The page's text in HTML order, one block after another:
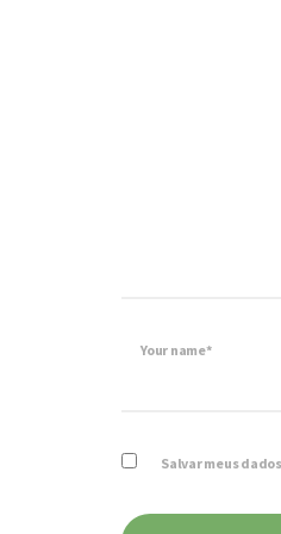
Your name*
Salvar meus